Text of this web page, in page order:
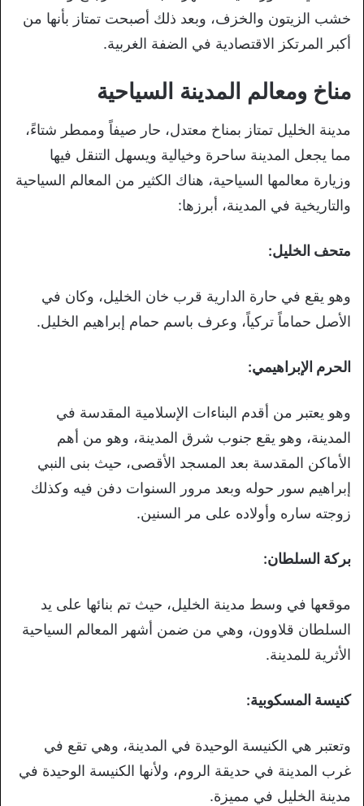
خشب الزيتون والخزف، وبعد ذلك أصبحت تمتاز بأنها من
أكبر المرتكز الاقتصادية في الضفة الغربية.
مناخ ومعالم المدينة السياحية
مدينة الخليل تمتاز بمناخ معتدل، حار صيفاً وممطر شتاءً،
مما يجعل المدينة ساحرة وخيالية ويسهل التنقل فيها
وزيارة معالمها السياحية، هناك الكثير من المعالم السياحية
والتاريخية في المدينة، أبرزها:
متحف الخليل:
وهو يقع في حارة الدارية قرب خان الخليل، وكان في
الأصل حماماً تركياً، وعرف باسم حمام إبراهيم الخليل.
الحرم الإبراهيمي:
وهو يعتبر من أقدم البناءات الإسلامية المقدسة في
المدينة، وهو يقع جنوب شرق المدينة، وهو من أهم
الأماكن المقدسة بعد المسجد الأقصى، حيث بنى النبي
إبراهيم سور حوله وبعد مرور السنوات دفن فيه وكذلك
زوجته ساره وأولاده على مر السنين.
بركة السلطان:
موقعها في وسط مدينة الخليل، حيث تم بنائها على يد
السلطان قلاوون، وهي من ضمن أشهر المعالم السياحية
الأثرية للمدينة.
كنيسة المسكوبية:
وتعتبر هي الكنيسة الوحيدة في المدينة، وهي تقع في
غرب المدينة في حديقة الروم، ولأنها الكنيسة الوحيدة في
مدينة الخليل في مميزة.